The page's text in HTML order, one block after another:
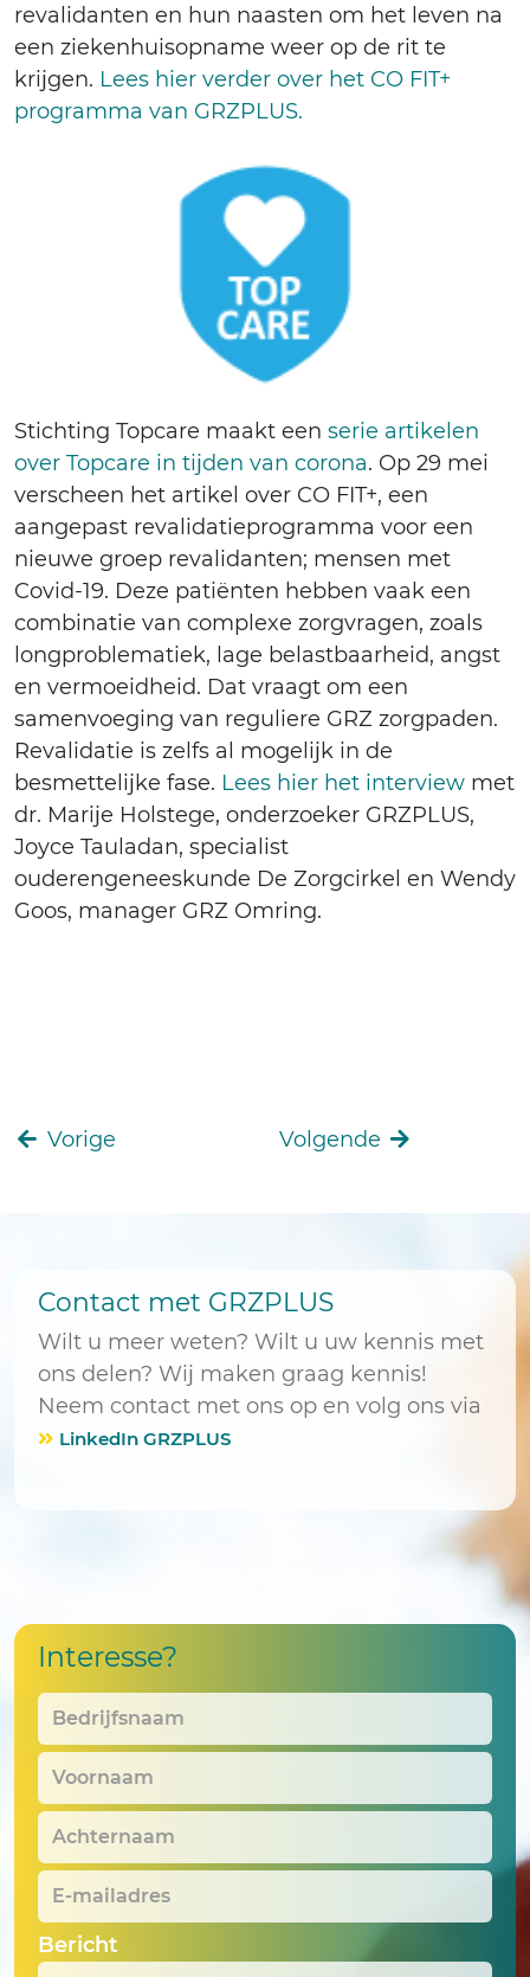
revalidanten en hun naasten om het leven na
een ziekenhuisopname weer op de rit te
krijgen. Lees hier verder over het CO FIT+
programma van GRZPLUS.
Stichting Topcare maakt een serie artikelen
over Topcare in tijden van corona. Op 29 mei
verscheen het artikel over CO FIT+, een
aangepast revalidatieprogramma voor een
nieuwe groep revalidanten; mensen met
Covid-19. Deze patiënten hebben vaak een
combinatie van complexe zorgvragen, zoals
longproblematiek, lage belastbaarheid, angst
en vermoeidheid. Dat vraagt om een
samenvoeging van reguliere GRZ zorgpaden.
Revalidatie is zelfs al mogelijk in de
besmettelijke fase. Lees hier het interview met
dr. Marije Holstege, onderzoeker GRZPLUS,
Joyce Tauladan, specialist
ouderengeneeskunde De Zorgcirkel en Wendy
Goos, manager GRZ Omring.
Vorige Volgende
Contact met GRZPLUS
Wilt u meer weten? Wilt u uw kennis met
ons delen? Wij maken graag kennis!
Neem contact met ons op en volg ons via
LinkedIn GRZPLUS
Interesse?
Bedrijfsnaam
Voornaam
Achternaam
E-
mailadres *
Bericht